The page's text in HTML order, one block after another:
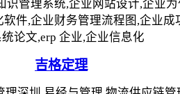
识管理系统,企业网站设计,企业
件,企业财务管理流程图,企业成
论文,erp 企业,企业信息化
吉格定理